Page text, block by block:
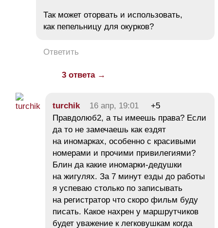
Так может оторвать и использовать,
как пепельницу для окурков?
Ответить
3 ответа →
turchik 16 апр, 19:01
+5
Правдолюб2, а ты имеешь права? Если
да то не замечаешь как ездят
на иномарках, особенно с красивыми
номерами и прочими привилегиями?
Блин да какие иномарки-дедушки
на жигулях. За 7 минут езды до работы
я успеваю столько по записывать
на регистратор что скоро фильм буду
писать. Какое нахрен у маршрутчиков
будет уважение к легковушкам когда